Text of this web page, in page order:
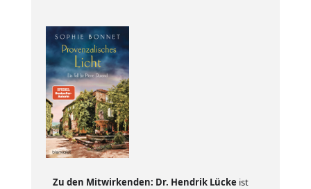
Zu den Mitwirkenden: Dr. Hendrik Lücke ist